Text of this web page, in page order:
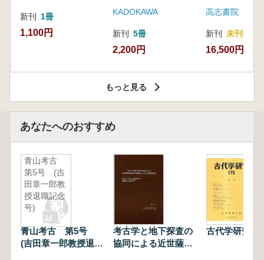
新刊 1冊
1,100円
KADOKAWA
新刊 5冊
2,200円
高志書院
新刊 未刊
16,500円
もっと見る
あなたへのおすすめ
青山考古
第5号 (吉
田章一郎教
授退職記念
号)
青山考古 第5号
(吉田章一郎教授退職
考古学と地下探査の
協同による近世薩摩
古代学研究